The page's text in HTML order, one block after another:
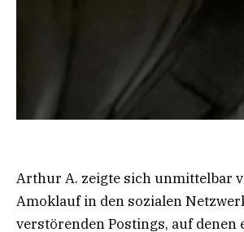
Arthur A. zeigte sich unmittelbar
Amoklauf in den sozialen
verstörenden Postings, auf denen